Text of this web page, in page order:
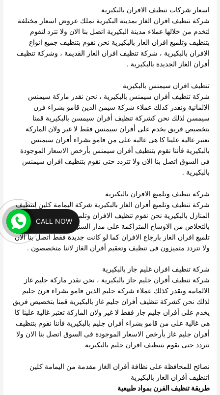
اسعار شركات تنظيف الافران بالبكيرية
شركة تنظيف افران الغاز بمدينة البكيرية نملك عروض اسعار مختلفة
لتخدم من خلالها عملاء مدينة البكيرية اتصل بنا الان ولا تترد لنقوم
بتنظيف وتلميع افران الغاز بالبكيرية نحن نقوم بتنظيف جميع انواع
الافران بالبكيرية ، شركة تنظيف افران الغاز القديمة ، وشركة تنظيف
أفران الغاز الجديدة بالبكيرية .
تنظيف افران سيمنس بالبكيرية
شركة تنظيف أفران سيمنس بالبكيرية ، نحن نقدر ماركة سيمنس
الالمانية ونقدر كذلك عملاء شركة سيمن الذين قامو بشراء فرن
سيمسن لذلك نحن كشركة تنظيف أفران سيمسن بالبكيرية قمنا
بتخصيص فريق يخدم على أفران سيمنس فقط لا غير ولان الماركة
تعتبر غالية علينا كا هى غالية على من قامو بشراء أفران سيمنس
بالبكيرية فأننا نقوم بتنظيف أفران سيمنس بأرخص الاسعار الموجودة
فى السوق اتصل بنا الان ولا تتردد حتى نقوم بتنظيف افران سيمنس
بالبكيرية .
شركة تنظيف وتلميع الافران بالبكيرية
شركة تنظيف وتلميع أفران الغاز بالبكيرية شركة اليمامة كلين لتنظيف
المنازل بالبكيرية نحن نقوم تنظيف الافران وتلميع الافران ، ونقوم
بالتخلاص من الاوساخ المتراكمة على مدار السنين ، كما تقوم شركة
تلميع افران الغاز بارجاع الافران كما لو كانت جديدة فقط اتصل بنا الان
ولا تتردد متميزون فى تنظيف وتعقيم أفران الغاز لاننا متخصصون .
شركة تنظيف افران غليم جاز بالبكيرية
شركة تنظيف أفران جليم جاز بالبكيرية ، نحن نقدر ماركة جليم غاز
الالمانية ونقدر كذلك عملاء شركة جليم الذين قامو بشراء فرن جليم
لذلك نحن كشركة تنظيف أفران جليم غاز بالبكيرية قمنا بتخصيص فريق
يخدم على أفران جليم جاز فقط لا غير ولان الماركة تعتبر غالية علينا كا
هى غالية على من قامو بشراء أفران جليم بالبكيرية فأننا نقوم بتنظيف
أفران جليم غاز بأرخص الاسعار الموجودة فى السوق اتصل بنا الان ولا
تتردد حتى نقوم بتنظيف افران جليم بالبكيرية
نصائح للمحافظة على نظافة أفران الغاز مقدمة من اليمامة كلين
اتنظيف أفران الغاز بالبكيرية
طريقة تنظيف الفرن بمواد طبيعية
CALL NOW